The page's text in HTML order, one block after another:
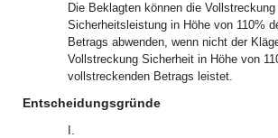
Die Beklagten können die
Sicherheitsleistung in Höhe von 110%
Betrags abwenden, wenn nicht der
Vollstreckung Sicherheit in Höhe von
vollstreckenden Betrags leistet.
Entscheidungsgründe
I.